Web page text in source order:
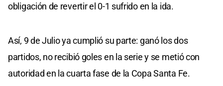
obligación de revertir el 0-1 sufrido en la ida.
Así, 9 de Julio ya cumplió su parte: ganó los dos
partidos, no recibió goles en la serie y se metió con
autoridad en la cuarta fase de la Copa Santa Fe.